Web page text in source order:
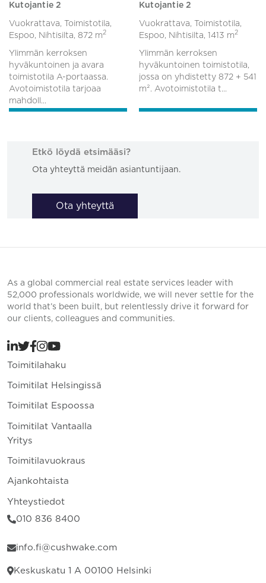
Kutojantie 2
Vuokrattava, Toimistotila,
Espoo, Nihtisilta, 872 m2
Ylimmän kerroksen
hyväkuntoinen ja avara
toimistotila A-portaassa.
Avotoimistotila tarjoaa
mahdoll...
Kutojantie 2
Vuokrattava, Toimistotila,
Espoo, Nihtisilta, 1413 m2
Ylimmän kerroksen
hyväkuntoinen toimistotila,
jossa on yhdistetty 872 + 541
m². Avotoimistotila t...
Etkö löydä etsimääsi?
Ota yhteyttä meidän asiantuntijaan.
Ota yhteyttä
As a global commercial real estate services leader with
52,000 professionals worldwide, we will never settle for the
world that’s been built, but relentlessly drive it forward for
our clients, colleagues and communities.
Toimitilahaku
Toimitilat Helsingissä
Toimitilat Espoossa
Toimitilat Vantaalla
Yritys
Toimitilavuokraus
Ajankohtaista
Yhteystiedot
010 836 8400
info.fi@cushwake.com
Keskuskatu 1 A 00100 Helsinki